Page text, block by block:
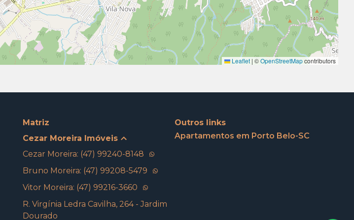
Leaflet | ©OpenStreetMapcontributors
Matriz
Cezar Moreira Imóveis
Cezar Moreira: (47) 99240-8148
Bruno Moreira: (47) 99208-5479
Vitor Moreira: (47) 99216-3660
R. Virgínia Ledra Cavilha, 264 - Jardim
Dourado
Outros links
Apartamentos em Porto Belo-SC